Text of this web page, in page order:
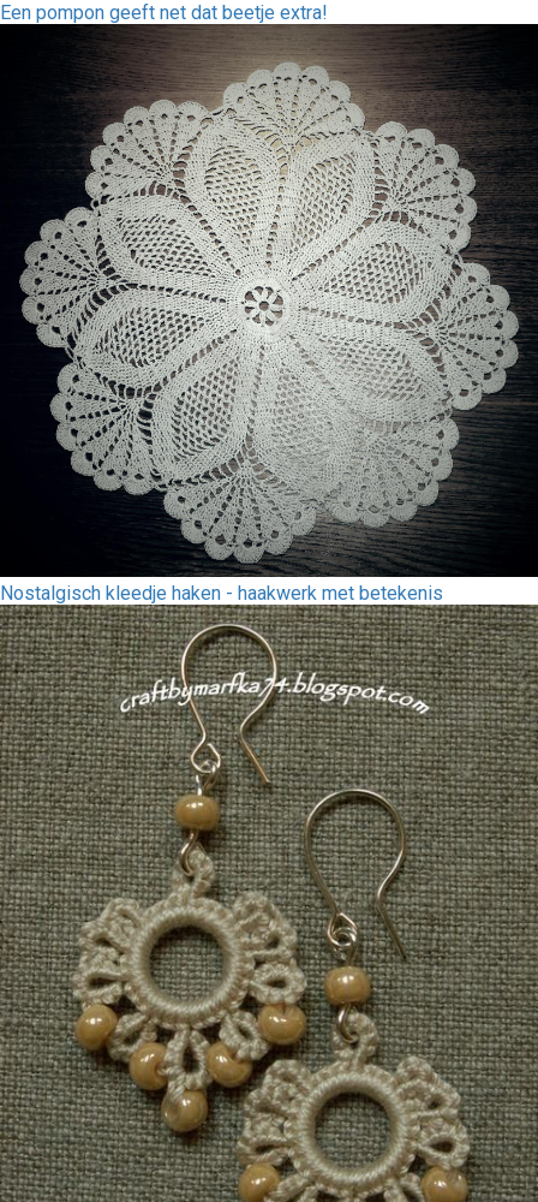
Een pompon geeft net dat beetje extra!
Nostalgisch kleedje haken - haakwerk met betekenis